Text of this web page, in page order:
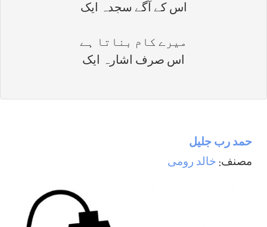
اس کے آگے سجدہ ایک
میرے کام بناتا ہے
اس صرف اشارہ ایک
حمد رب جليل
مصنف: خالد رومی